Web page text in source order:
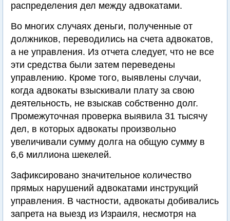
распределения дел между адвокатами.
Во многих случаях деньги, полученные от
должников, переводились на счета адвокатов,
а не управления. Из отчета следует, что не все
эти средства были затем переведены
управлению. Кроме того, выявлены случаи,
когда адвокаты взыскивали плату за свою
деятельность, не взыскав собственно долг.
Промежуточная проверка выявила 31 тысячу
дел, в которых адвокаты произвольно
увеличивали сумму долга на общую сумму в
6,6 миллиона шекелей.
Зафиксировано значительное количество
прямых нарушений адвокатами инструкций
управления. В частности, адвокаты добивались
запрета на выезд из Израиля, несмотря на